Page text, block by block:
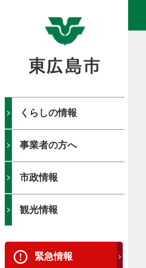
くらしの情報
事業者の方へ
市政情報
観光情報
緊急情報